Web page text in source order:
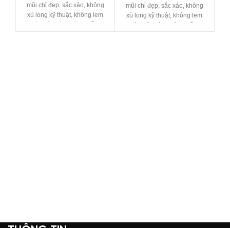
mũi chỉ đẹp, sắc xảo, không
xù long kỹ thuật, không lem
mũi chỉ đẹp, sắc xảo, không
xù long kỹ thuật , không lem
màu trên cùng
sản phẩm